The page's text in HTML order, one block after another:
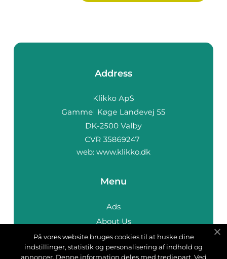
Address
web: www.klikko.dk
Menu
Ads
About Us
Cookies
Contact
På vores website bruges cookies til at huske dine
indstillinger, statistik og personalisering af indhold og
annoncer. Denne information deles med tredjepart. Ved